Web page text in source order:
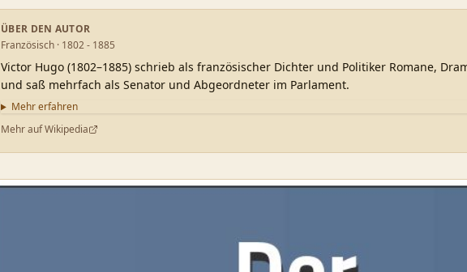
ÜBER DEN AUTOR
Französisch · 1802 - 1885
Victor Hugo (1802–1885) schrieb als französischer Dichter und Politiker Romane,
und saß mehrfach als Senator und Abgeordneter im Parlament.
Mehr erfahren
Mehr auf Wikipedia